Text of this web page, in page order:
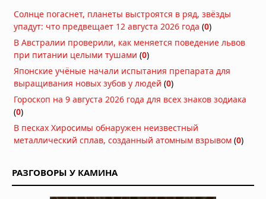
пластиковой бутылке у берегов
Японии
26.07.2026 в 11:32
Древнейший предок тасманийского
дьявола: находка возрастом 23
миллиона лет переписывает
историю сумчатых хищников
21.07.2026 в 06:30
общения: они используют 13 звуков
и «улыбку», чтобы игра не
15.07.2026 в 08:30
В Китае нашли предка пауков
возрастом 518 млн лет с зачатками
Солнце погаснет, планеты выстроятся в ряд, звёзды
упадут: что предвещает 12 августа 2026 года (0)
В Австралии проверили, как меняется поведение львов
при питании целыми тушами (0)
Японские учёные начали испытания препарата для
выращивания новых зубов у людей (0)
Гороскоп на 9 августа 2026 года для всех знаков зодиака
(0)
В песках Хиросимы обнаружен неизвестный
металлический сплав, созданный атомным взрывом (0)
РАЗГОВОРЫ У КАМИНА